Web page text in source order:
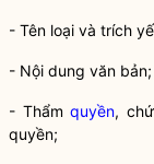
- Tên loại và trích
- Nội dung văn bản;
- Thẩmquyền,
quyền;